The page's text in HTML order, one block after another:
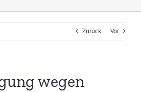
Zurück Vor
wegen